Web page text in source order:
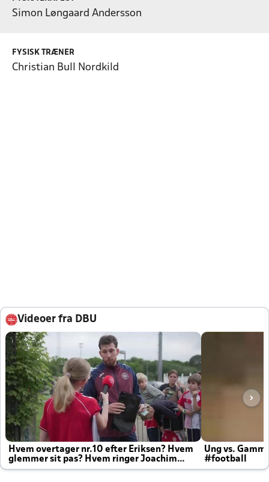
Simon Løngaard Andersson
FYSISK TRÆNER
Christian Bull Nordkild
Videoer fra DBU
Hvem overtager nr.10 efter Eriksen? Hvem
glemmer sit pas? Hvem ringer Joachim
altid til efter kampe?
Ung vs.
#football